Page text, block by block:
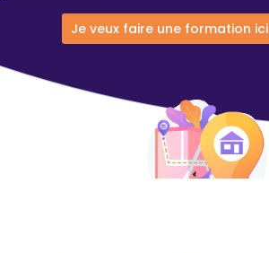
Je veux faire une formation ici